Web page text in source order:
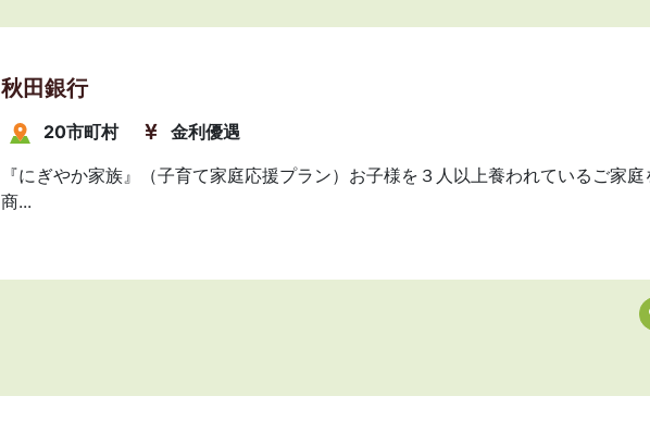
秋田銀行
20市町村
金利優遇
『にぎやか家族』（子育て家庭応援プラン）お子様を３人以上養われているご家
商...